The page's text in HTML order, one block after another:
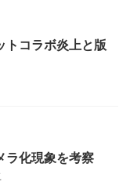
トコラボ炎上と版
ラ化現象を考察